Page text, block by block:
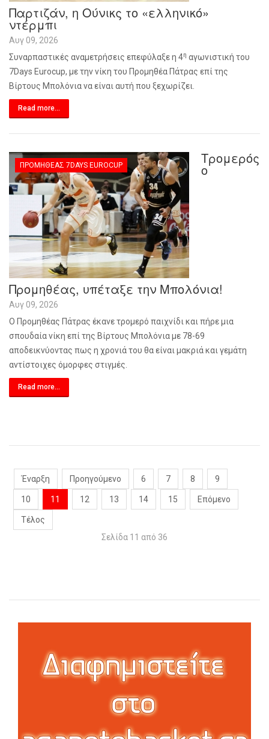
Παρτιζάν, η Ούνικς το «ελληνικό»
ντέρμπι
Αυγ 09, 2026
Συναρπαστικές αναμετρήσεις επεφύλαξε η 4η αγωνιστική του
7Days Eurocup, με την νίκη του Προμηθέα Πάτρας επί της
Βίρτους Μπολόνια να είναι αυτή που ξεχωρίζει.
Read more...
ΠΡΟΜΗΘΈΑΣ 7DAYS EUROCUP Τρομερός
ο
Προμηθέας, υπέταξε την Μπολόνια!
Αυγ 09, 2026
Ο Προμηθέας Πάτρας έκανε τρομερό παιχνίδι και πήρε μια
σπουδαία νίκη επί της Βίρτους Μπολόνια με 78-69
αποδεικνύοντας πως η χρονιά του θα είναι μακριά και γεμάτη
αντίστοιχες όμορφες στιγμές.
Read more...
Έναρξη Προηγούμενο 6 7 8 9
10 11 12 13 14 15 Επόμενο
Τέλος
Σελίδα 11 από 36